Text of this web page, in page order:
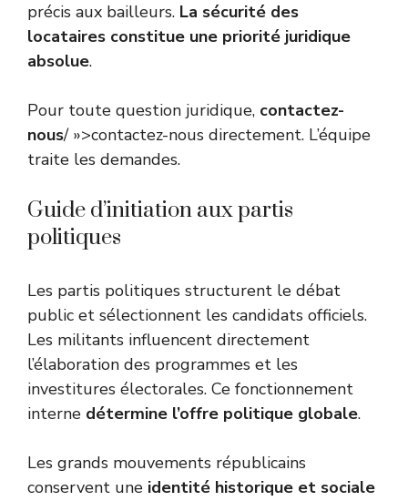
précis aux bailleurs. La sécurité des
locataires constitue une priorité juridique
absolue.
Pour toute question juridique, contactez-
nous/ »>contactez-nous directement. L’équipe
traite les demandes.
Guide d’initiation aux partis
politiques
Les partis politiques structurent le débat
public et sélectionnent les candidats officiels.
Les militants influencent directement
l’élaboration des programmes et les
investitures électorales. Ce fonctionnement
interne détermine l’offre politique globale.
Les grands mouvements républicains
conservent une identité historique et sociale